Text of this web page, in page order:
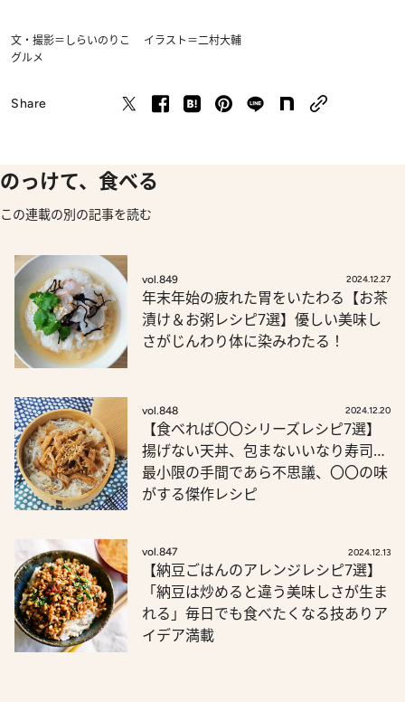
文・撮影＝しらいのりこ イラスト＝二村大輔
グルメ
Share
のっけて、食べる
この連載の別の記事を読む
vol.849 2024.12.27
年末年始の疲れた胃をいたわる【お茶
漬け＆お粥レシピ7選】優しい美味し
さがじんわり体に染みわたる！
vol.848 2024.12.20
【食べれば〇〇シリーズレシピ7選】
揚げない天丼、包まないいなり寿司…
最小限の手間であら不思議、〇〇の味
がする傑作レシピ
vol.847 2024.12.13
【納豆ごはんのアレンジレシピ7選】
「納豆は炒めると違う美味しさが生ま
れる」毎日でも食べたくなる技ありア
イデア満載